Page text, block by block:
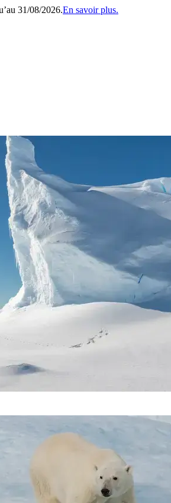
31/08/2026.En savoir plus.